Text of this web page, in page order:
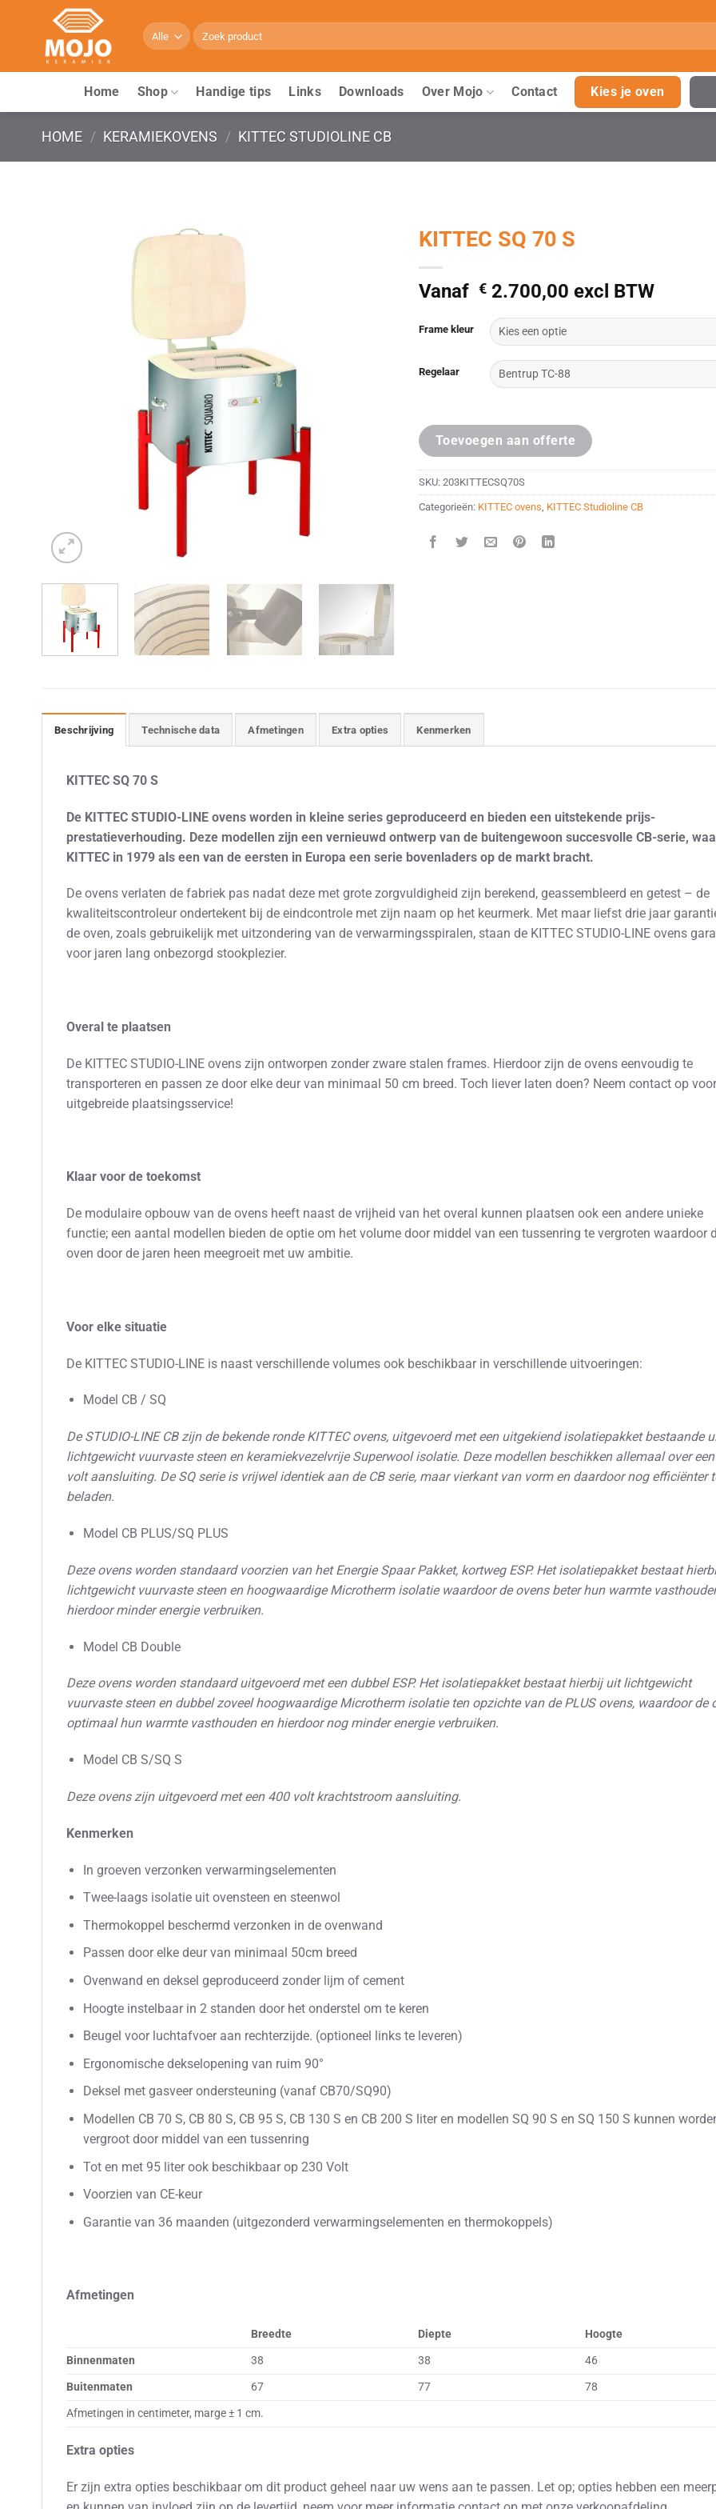
Zoeken
naar:
Home Shop Handige tips Links Downloads Over Mojo Contact Kies je oven
HOME / KERAMIEKOVENS / KITTEC STUDIOLINE CB
KITTEC SQ 70 S
Vanaf € 2.700,00 excl BTW
Frame kleur
Regelaar
Toevoegen aan offerte
SKU: 203KITTECSQ70S
Categorieën: KITTEC ovens KITTEC Studioline CB
Beschrijving Technische data Afmetingen Extra opties Kenmerken
KITTEC SQ 70 S
De KITTEC STUDIO-LINE ovens worden in kleine series geproduceerd en bieden een uitstekende prijs-
prestatieverhouding. Deze modellen zijn een vernieuwd ontwerp van de buitengewoon succesvolle CB-serie,
KITTEC in 1979 als een van de eersten in Europa een serie bovenladers op de markt bracht.
De ovens verlaten de fabriek pas nadat deze met grote zorgvuldigheid zijn berekend, geassembleerd en getest – de
kwaliteitscontroleur ondertekent bij de eindcontrole met zijn naam op het keurmerk. Met maar liefst drie jaar
de oven, zoals gebruikelijk met uitzondering van de verwarmingsspiralen, staan de KITTEC STUDIO-LINE ovens
voor jaren lang onbezorgd stookplezier.
Overal te plaatsen
De KITTEC STUDIO-LINE ovens zijn ontworpen zonder zware stalen frames. Hierdoor zijn de ovens eenvoudig te
transporteren en passen ze door elke deur van minimaal 50 cm breed. Toch liever laten doen? Neem contact op
uitgebreide plaatsingsservice!
Klaar voor de toekomst
De modulaire opbouw van de ovens heeft naast de vrijheid van het overal kunnen plaatsen ook een andere unieke
functie; een aantal modellen bieden de optie om het volume door middel van een tussenring te vergroten waardoor
oven door de jaren heen meegroeit met uw ambitie.
Voor elke situatie
De KITTEC STUDIO-LINE is naast verschillende volumes ook beschikbaar in verschillende uitvoeringen:
Model CB / SQ
De STUDIO-LINE CB zijn de bekende ronde KITTEC ovens, uitgevoerd met een uitgekiend isolatiepakket bestaande
lichtgewicht vuurvaste steen en keramiekvezelvrije Superwool isolatie. Deze modellen beschikken allemaal over
volt aansluiting. De SQ serie is vrijwel identiek aan de CB serie, maar vierkant van vorm en daardoor nog efficiënter
beladen.
Model CB PLUS/SQ PLUS
Deze ovens worden standaard voorzien van het Energie Spaar Pakket, kortweg ESP. Het isolatiepakket bestaat
lichtgewicht vuurvaste steen en hoogwaardige Microtherm isolatie waardoor de ovens beter hun warmte
hierdoor minder energie verbruiken.
Model CB Double
Deze ovens worden standaard uitgevoerd met een dubbel ESP. Het isolatiepakket bestaat hierbij uit lichtgewicht
vuurvaste steen en dubbel zoveel hoogwaardige Microtherm isolatie ten opzichte van de PLUS ovens, waardoor de
optimaal hun warmte vasthouden en hierdoor nog minder energie verbruiken.
Model CB S/SQ S
Deze ovens zijn uitgevoerd met een 400 volt krachtstroom aansluiting.
Kenmerken
In groeven verzonken verwarmingselementen
Twee-laags isolatie uit ovensteen en steenwol
Thermokoppel beschermd verzonken in de ovenwand
Passen door elke deur van minimaal 50cm breed
Ovenwand en deksel geproduceerd zonder lijm of cement
Hoogte instelbaar in 2 standen door het onderstel om te keren
Beugel voor luchtafvoer aan rechterzijde. (optioneel links te leveren)
Ergonomische dekselopening van ruim 90°
Deksel met gasveer ondersteuning (vanaf CB70/SQ90)
Modellen CB 70 S, CB 80 S, CB 95 S, CB 130 S en CB 200 S liter en modellen SQ 90 S en SQ 150 S kunnen
vergroot door middel van een tussenring
Tot en met 95 liter ook beschikbaar op 230 Volt
Voorzien van CE-keur
Garantie van 36 maanden (uitgezonderd verwarmingselementen en thermokoppels)
Afmetingen
Breedte Diepte
Hoogte
Binnenmaten
38 38
46
Buitenmaten
67 77
78
Afmetingen in centimeter, marge ± 1 cm.
Extra opties
Er zijn extra opties beschikbaar om dit product geheel naar uw wens aan te passen. Let op; opties hebben een